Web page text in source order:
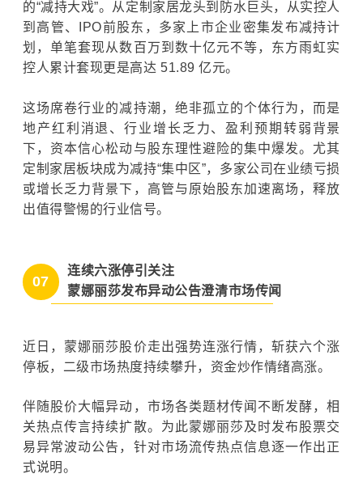
的“减持大戏”。从定制家居龙头到防水巨头，从实控人
到高管、IPO前股东，多家上市企业密集发布减持计
划，单笔套现从数百万到数十亿元不等，东方雨虹实
控人累计套现更是高达 51.89 亿元。
这场席卷行业的减持潮，绝非孤立的个体行为，而是
地产红利消退、行业增长乏力、盈利预期转弱背景
下，资本信心松动与股东理性避险的集中爆发。尤其
定制家居板块成为减持“集中区”，多家公司在业绩亏损
或增长乏力背景下，高管与原始股东加速离场，释放
出值得警惕的行业信号。
07
连续六涨停引关注
蒙娜丽莎发布异动公告澄清市场传闻
近日，蒙娜丽莎股价走出强势连涨行情，斩获六个涨
停板，二级市场热度持续攀升，资金炒作情绪高涨。
伴随股价大幅异动，市场各类题材传闻不断发酵，相
关热点传言持续扩散。为此蒙娜丽莎及时发布股票交
易异常波动公告，针对市场流传热点信息逐一作出正
式说明。